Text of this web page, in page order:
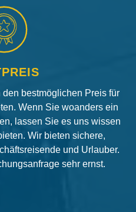
bestmöglichen Preis für
Wenn Sie woanders ein
lassen Sie es uns wissen
Wir bieten sichere,
und Urlauber.
sehr ernst.